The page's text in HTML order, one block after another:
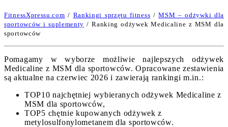
FitnessXpressu.com / Rankingi sprzętu fitness /MSM – odżywki dla
sportowców i suplementy / Ranking odżywek Medicaline z MSM dla
sportowców
Pomagamy w wyborze możliwie najlepszych odżywek
Medicaline z MSM dla sportowców. Opracowane zestawienia
są aktualne na czerwiec 2026 i zawierają rankingi m.in.:
TOP10 najchętniej wybieranych odżywek Medicaline z
MSM dla sportowców,
TOP5 chętnie kupowanych odżywek z
metylosulfonylometanem dla sportowców.